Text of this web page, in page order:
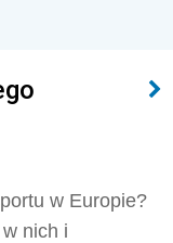
w Europie?
nich i